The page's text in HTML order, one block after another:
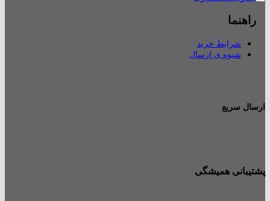
راهنما
شرایط خرید
شیوه ی ارسال
ارسال سریع
پشتیبانی همیشگی